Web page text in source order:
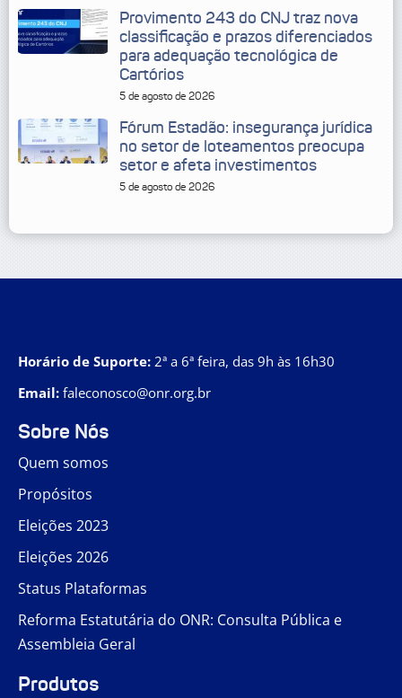
Provimento 243 do CNJ traz nova
classificação e prazos diferenciados
para adequação tecnológica de
Cartórios
5 de agosto de 2026
Fórum Estadão: insegurança jurídica
no setor de loteamentos preocupa
setor e afeta investimentos
5 de agosto de 2026
Horário de Suporte: 2ª a 6ª feira, das 9h às 16h30
Email: faleconosco@onr.org.br
Sobre Nós
Quem somos
Propósitos
Eleições 2023
Eleições 2026
Status Plataformas
Reforma Estatutária do ONR: Consulta Pública e
Assembleia Geral
Produtos